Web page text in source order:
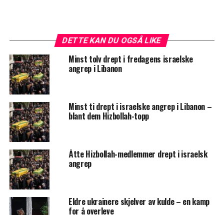
DETTE KAN DU OGSÅ LIKE
Minst tolv drept i fredagens israelske
angrep i Libanon
Minst ti drept i israelske angrep i Libanon –
blant dem Hizbollah-topp
Åtte Hizbollah-medlemmer drept i israelsk
angrep
Eldre ukrainere skjelver av kulde – en kamp
for å overleve